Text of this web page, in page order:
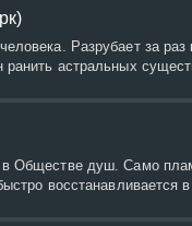
Разрубает за
ранить астральных
Обществе душ. Само
восстанавливается